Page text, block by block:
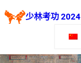
少林考功 2024